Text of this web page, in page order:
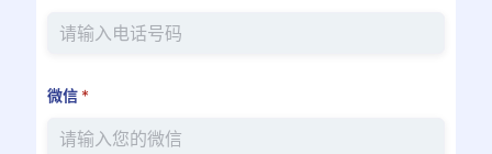
微信 *